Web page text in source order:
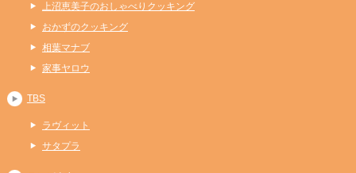
上沼恵美子のおしゃべりクッキング
おかずのクッキング
相葉マナブ
家事ヤロウ
TBS
ラヴィット
サタプラ